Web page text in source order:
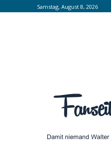
Samstag, August 8, 2026